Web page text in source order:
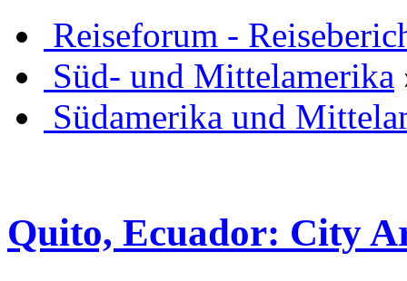
Reiseforum -
Süd- und Mittelamerika
Südamerika und
Quito, Ecuador: City